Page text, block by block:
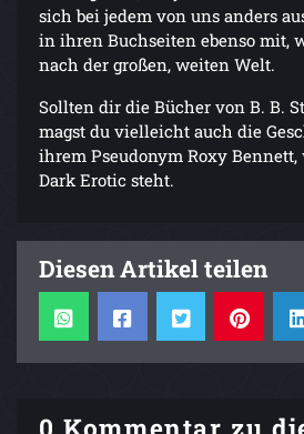
sich bei jedem von uns anders
in ihren Buchseiten ebenso mit,
nach der großen, weiten Welt.
Sollten dir die Bücher von B. B.
magst du vielleicht auch die
ihrem Pseudonym Roxy Bennett,
Dark Erotic steht.
Diesen Artikel teilen